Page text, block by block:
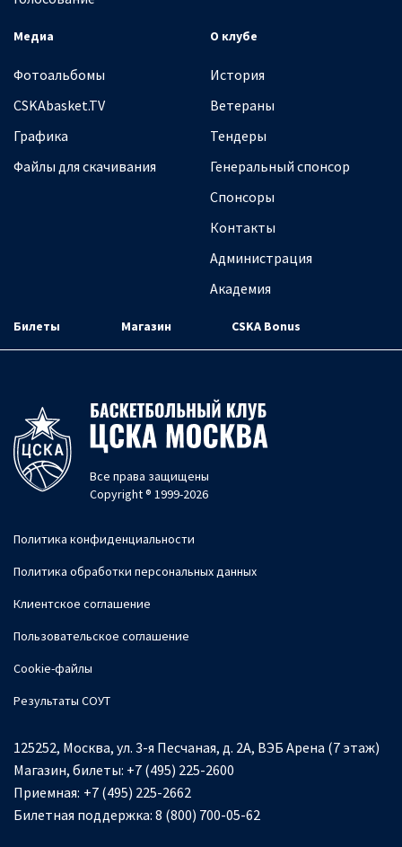
Медиа
Фотоальбомы
CSKAbasket.TV
Графика
Файлы для скачивания
О клубе
История
Ветераны
Тендеры
Генеральный спонсор
Спонсоры
Контакты
Администрация
Академия
Билеты Магазин CSKA Bonus
Все права защищены
Copyright ® 1999-2026
Политика конфиденциальности
Политика обработки персональных данных
Клиентское соглашение
Пользовательское соглашение
Cookie-файлы
Результаты СОУТ
125252, Москва, ул. 3-я Песчаная, д. 2А, ВЭБ Арена (7 этаж)
Магазин, билеты: +7 (495) 225-2600
Приемная: +7 (495) 225-2662
Билетная поддержка: 8 (800) 700-05-62